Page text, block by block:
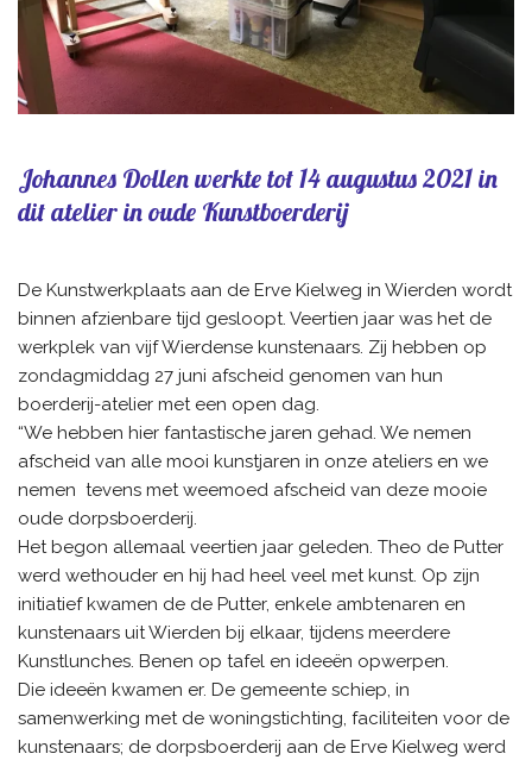
Johannes Dollen werkte tot 14 augustus 2021 in
dit atelier in oude Kunstboerderij
De Kunstwerkplaats aan de Erve Kielweg in Wierden wordt
binnen afzienbare tijd gesloopt. Veertien jaar was het de
werkplek van vijf Wierdense kunstenaars. Zij hebben op
zondagmiddag 27 juni afscheid genomen van hun
boerderij-atelier met een open dag.
“We hebben hier fantastische jaren gehad. We nemen
afscheid van alle mooi kunstjaren in onze ateliers en we
nemen tevens met weemoed afscheid van deze mooie
oude dorpsboerderij.
Het begon allemaal veertien jaar geleden. Theo de Putter
werd wethouder en hij had heel veel met kunst. Op zijn
initiatief kwamen de de Putter, enkele ambtenaren en
kunstenaars uit Wierden bij elkaar, tijdens meerdere
Kunstlunches. Benen op tafel en ideeën opwerpen.
Die ideeën kwamen er. De gemeente schiep, in
samenwerking met de woningstichting, faciliteiten voor de
kunstenaars; de dorpsboerderij aan de Erve Kielweg werd